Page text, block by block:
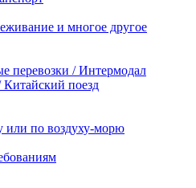
и многое другое
перевозки / Интермодал
поезд
или по воздуху-морю